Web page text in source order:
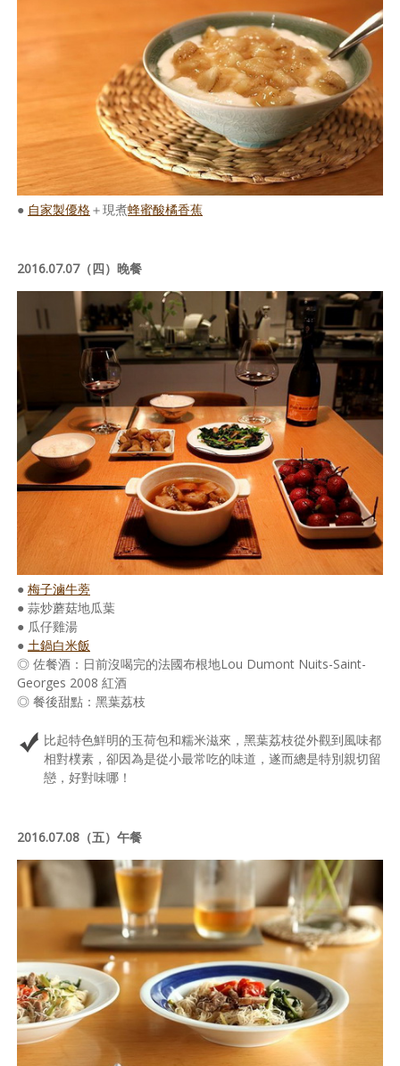
● 自家製優格＋現煮蜂蜜酸橘香蕉
2016.07.07（四）晚餐
● 梅子滷牛蒡
● 蒜炒蘑菇地瓜葉
● 瓜仔雞湯
● 土鍋白米飯
◎ 佐餐酒：日前沒喝完的法國布根地Lou Dumont Nuits-Saint-
Georges 2008 紅酒
◎ 餐後甜點：黑葉荔枝
比起特色鮮明的玉荷包和糯米滋來，黑葉荔枝從外觀到風味都
相對樸素，卻因為是從小最常吃的味道，遂而總是特別親切留
戀，好對味哪！
2016.07.08（五）午餐